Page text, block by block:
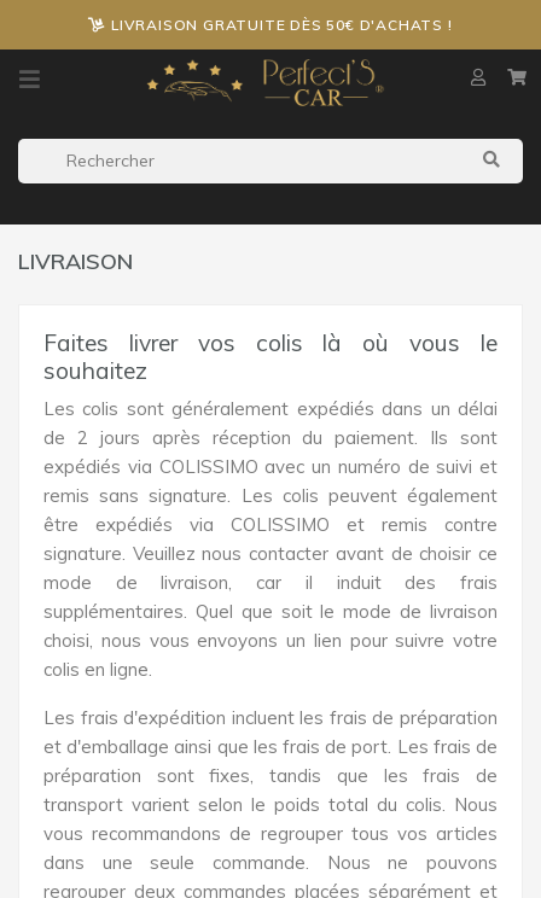
LIVRAISON GRATUITE DÈS 50€ D'ACHATS !
LIVRAISON
Faites livrer vos colis là où vous le
souhaitez
Les colis sont généralement expédiés dans un délai
de 2 jours après réception du paiement. Ils sont
expédiés via COLISSIMO avec un numéro de suivi et
remis sans signature. Les colis peuvent également
être expédiés via COLISSIMO et remis contre
signature. Veuillez nous contacter avant de choisir ce
mode de livraison, car il induit des frais
supplémentaires. Quel que soit le mode de livraison
choisi, nous vous envoyons un lien pour suivre votre
colis en ligne.
Les frais d'expédition incluent les frais de préparation
et d'emballage ainsi que les frais de port. Les frais de
préparation sont fixes, tandis que les frais de
transport varient selon le poids total du colis. Nous
vous recommandons de regrouper tous vos articles
dans une seule commande. Nous ne pouvons
regrouper deux commandes placées séparément et